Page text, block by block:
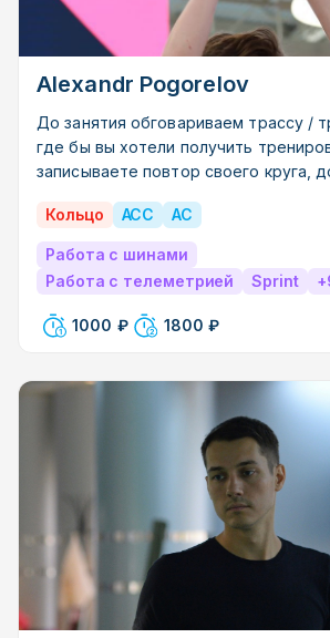
Alexandr Pogorelov
До занятия обговариваем трассу /
где бы вы хотели получить
записываете повтор своего круга,
исправить ваши ошибки. Сам урок
пожеланиях. Любые вопросы про
сам симулятор также
Кольцо ACC AC
Работа с шинами
Работа с телеметрией
Sprint
1000 ₽ 1800 ₽